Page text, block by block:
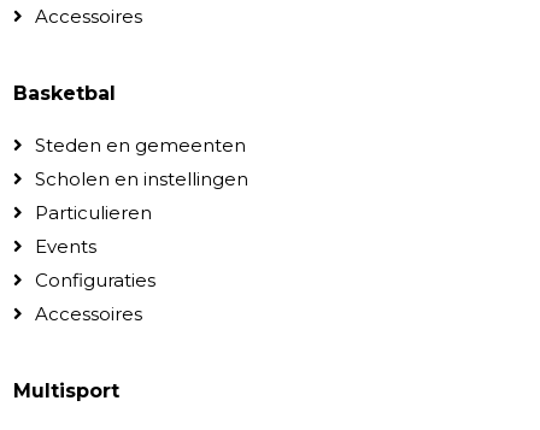
Accessoires
Basketbal
Steden en gemeenten
Scholen en instellingen
Particulieren
Events
Configuraties
Accessoires
Multisport